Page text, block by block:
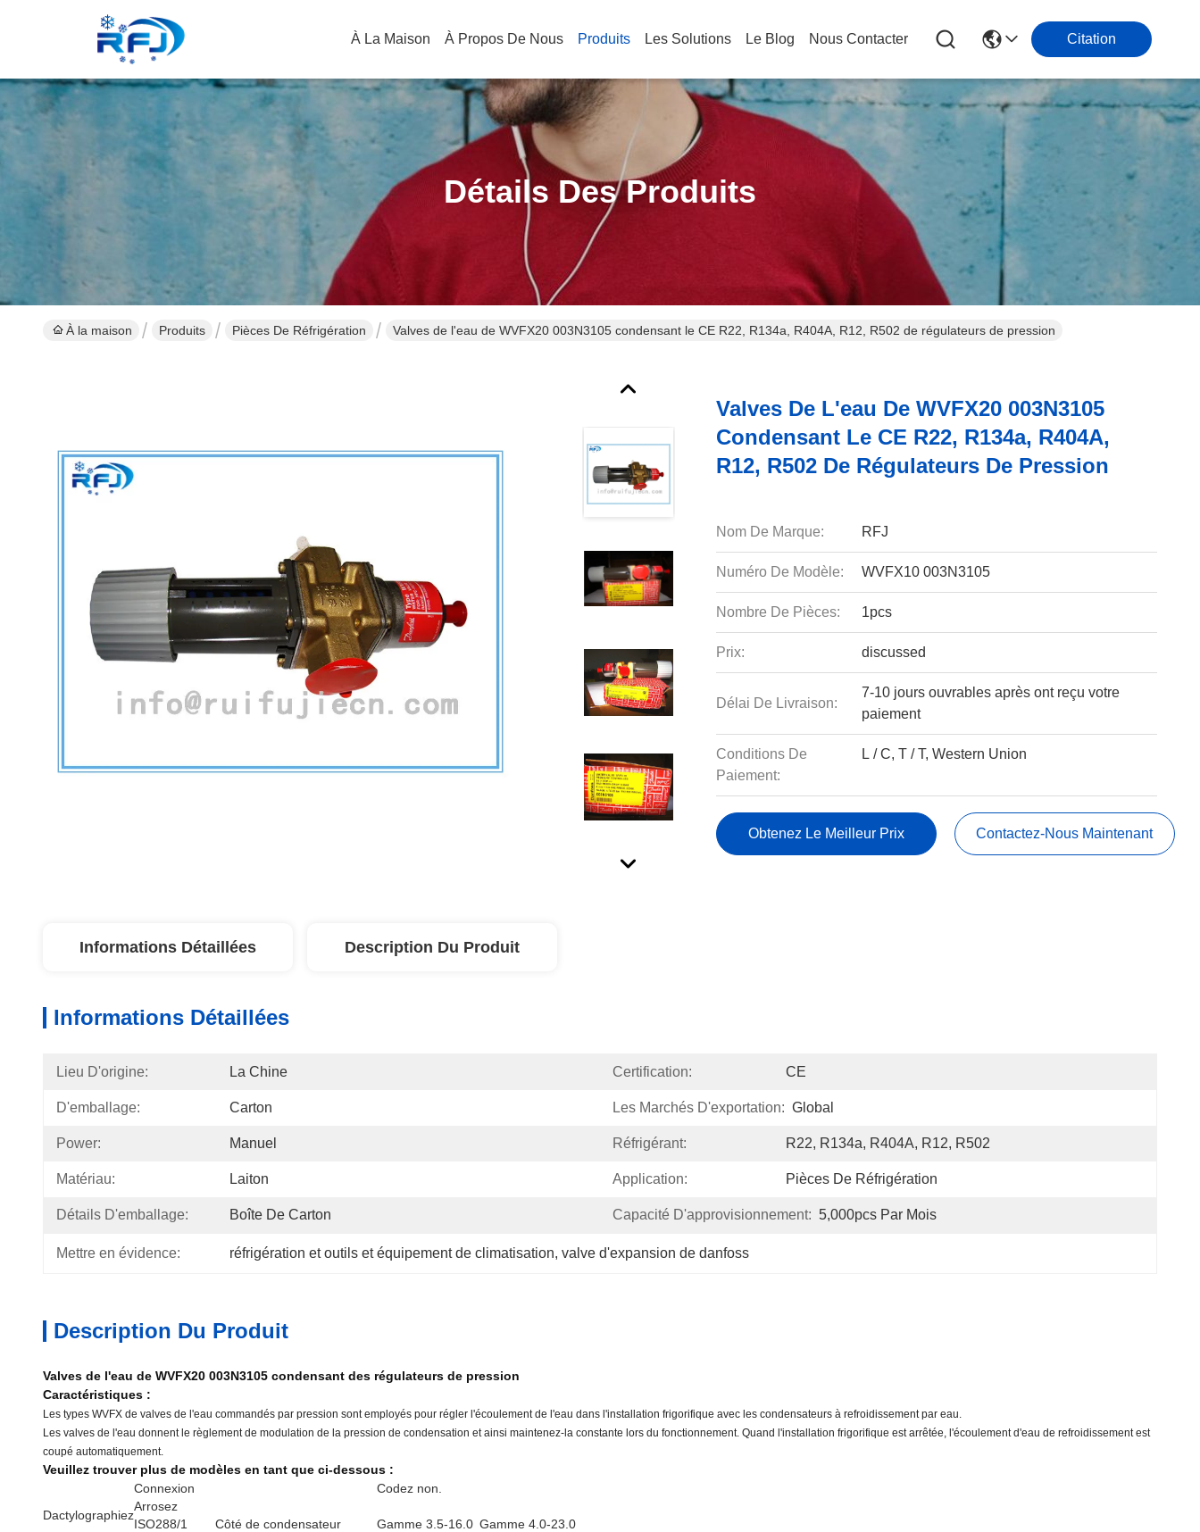
À La Maison À Propos De Nous Produits Les Solutions Le Blog Nous Contacter Citation
Détails Des Produits
À la maison Produits Pièces De Réfrigération Valves de l'eau de WVFX20 003N3105 condensant le CE R22, R134a, R404A, R12, R502 de régulateurs de pression
Valves De L'eau De WVFX20 003N3105
Condensant Le CE R22, R134a, R404A,
R12, R502 De Régulateurs De Pression
Nom De Marque: RFJ
Numéro De Modèle: WVFX10 003N3105
Nombre De Pièces: 1pcs
Prix: discussed
Délai De Livraison:
7-10 jours ouvrables après ont reçu votre
paiement
Conditions De
Paiement:
L / C, T / T, Western Union
Obtenez Le Meilleur Prix Contactez-Nous Maintenant
Informations Détaillées Description Du Produit
Informations Détaillées
Lieu D'origine: La Chine Certification: CE
D'emballage: Carton Les Marchés D'exportation: Global
Power: Manuel Réfrigérant: R22, R134a, R404A, R12, R502
Matériau: Laiton Application: Pièces De Réfrigération
Détails D'emballage: Boîte De Carton Capacité D'approvisionnement: 5,000pcs Par Mois
Mettre en évidence: réfrigération et outils et équipement de climatisation, valve d'expansion de danfoss
Description Du Produit
Valves de l'eau de WVFX20 003N3105 condensant des régulateurs de pression
Caractéristiques :
Les types WVFX de valves de l'eau commandés par pression sont employés pour régler l'écoulement de l'eau dans l'installation frigorifique avec les condensateurs à refroidissement par eau.
Les valves de l'eau donnent le règlement de modulation de la pression de condensation et ainsi maintenez-la constante lors du fonctionnement. Quand l'installation frigorifique est arrêtée, l'écoulement d'eau de refroidissement est
coupé automatiquement.
Veuillez trouver plus de modèles en tant que ci-dessous :
Dactylographiez
Connexion
Codez non.
Arrosez
ISO288/1
Côté de condensateur Gamme 3.5-16.0 Gamme 4.0-23.0